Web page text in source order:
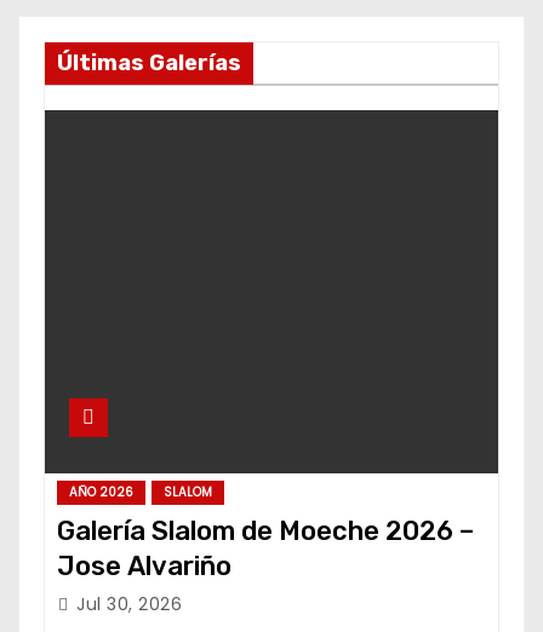
Últimas Galerías
AÑO 2026 SLALOM
Galería Slalom de Moeche 2026 –
Jose Alvariño
Jul 30, 2026